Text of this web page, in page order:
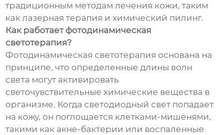
традиционным методам лечения кожи, таким
как лазерная терапия и химический пилинг.
Как работает фотодинамическая
светотерапия?
Фотодинамическая светотерапия основана на
принципе, что определенные длины волн
света могут активировать
светочувствительные химические вещества в
организме. Когда светодиодный свет попадает
на кожу, он поглощается клетками-мишенями,
такими как акне-бактерии или воспаленные